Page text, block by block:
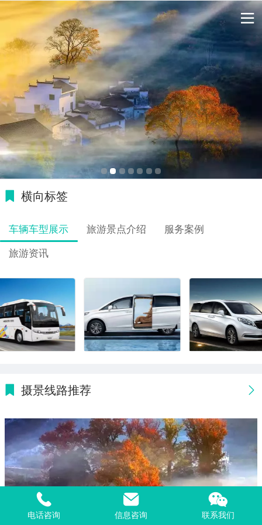
横向标签
车辆车型展示 旅游景点介绍 服务案例
旅游资讯
摄景线路推荐
2024婺源秋色（风光+人文）三天摄影创作
电话咨询 信息咨询 联系我们